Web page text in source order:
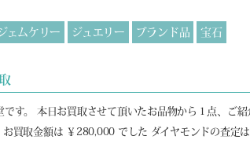
ェムケリー ジュエリー ブランド品 宝石
です。 本日お買取させて頂いたお品物から１点、ご
お買取金額は ￥280,000 でした ダイヤモンドの査定